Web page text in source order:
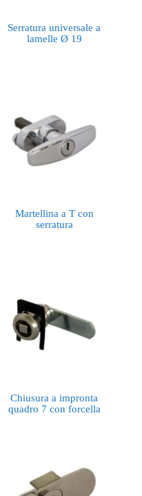
Serratura universale a
lamelle Ø 19
Martellina a T con
serratura
Chiusura a impronta
quadro 7 con forcella